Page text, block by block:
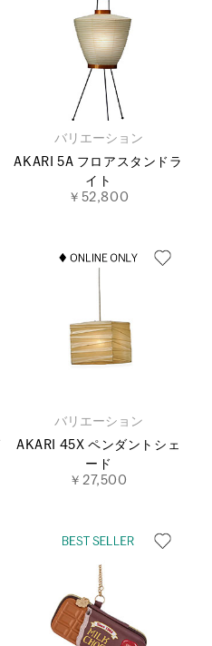
バリエーション
AKARI 5A フロアスタンドラ
イト
￥52,800
バリエーション
AKARI 45X ペンダントシェ
ード
￥27,500